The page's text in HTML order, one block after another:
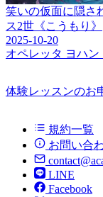
笑いの仮面に隠さ
ス2世《こうもり》
2025-10-20
オペレッタ ヨハン
体験レッスンのお
規約一覧
お問い合
LINE
Facebook